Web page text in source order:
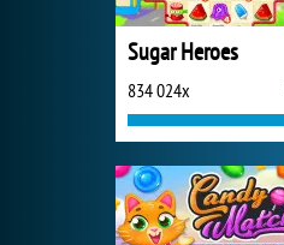
Sugar Heroes
834 024x